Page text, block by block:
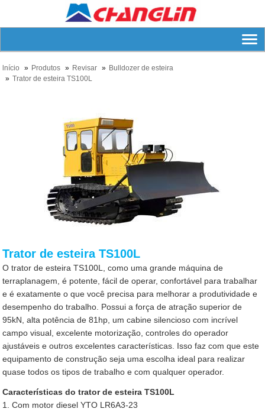
lnício Produtos Revisar
Bulldozer de esteira
Trator de esteira TS100L
Trator de esteira TS100L
O trator de esteira TS100L, como uma grande máquina de
terraplanagem, é potente, fácil de operar, confortável para trabalhar
e é exatamente o que você precisa para melhorar a produtividade e
desempenho do trabalho. Possui a força de atração superior de
95kN, alta potência de 81hp, um cabine silencioso com incrível
campo visual, excelente motorização, controles do operador
ajustáveis e outros excelentes características. Isso faz com que este
equipamento de construção seja uma escolha ideal para realizar
quase todos os tipos de trabalho e com qualquer operador.
Características do trator de esteira TS100L
1. Com motor diesel YTO LR6A3-23